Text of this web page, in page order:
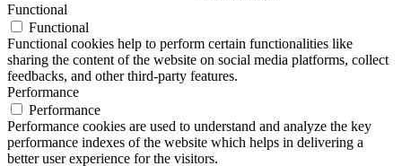
Functional
Functional
Functional cookies help to perform certain functionalities like
sharing the content of the website on social media platforms, collect
feedbacks, and other third-party features.
Performance
Performance
Performance cookies are used to understand and analyze the key
performance indexes of the website which helps in delivering a
better user experience for the visitors.